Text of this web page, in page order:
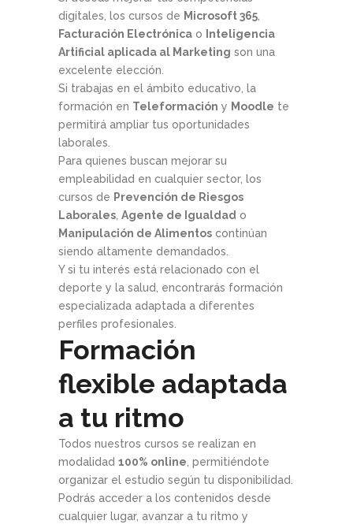
digitales, los cursos de Microsoft 365,
Facturación Electrónica o
Inteligencia
Artificial aplicada al Marketing son una
excelente elección.
Si trabajas en el ámbito educativo, la
formación en Teleformación y Moodle te
permitirá ampliar tus oportunidades
laborales.
Para quienes buscan mejorar su
empleabilidad en cualquier sector, los
cursos de Prevención de Riesgos
Laborales, Agente de Igualdad o
Manipulación de Alimentos continúan
siendo altamente demandados.
Y si tu interés está relacionado con el
deporte y la salud, encontrarás formación
especializada adaptada a diferentes
perfiles profesionales.
Formación
flexible adaptada
a tu ritmo
Todos nuestros cursos se realizan en
modalidad 100% online, permitiéndote
organizar el estudio según tu disponibilidad.
Podrás acceder a los contenidos desde
cualquier lugar, avanzar a tu ritmo y